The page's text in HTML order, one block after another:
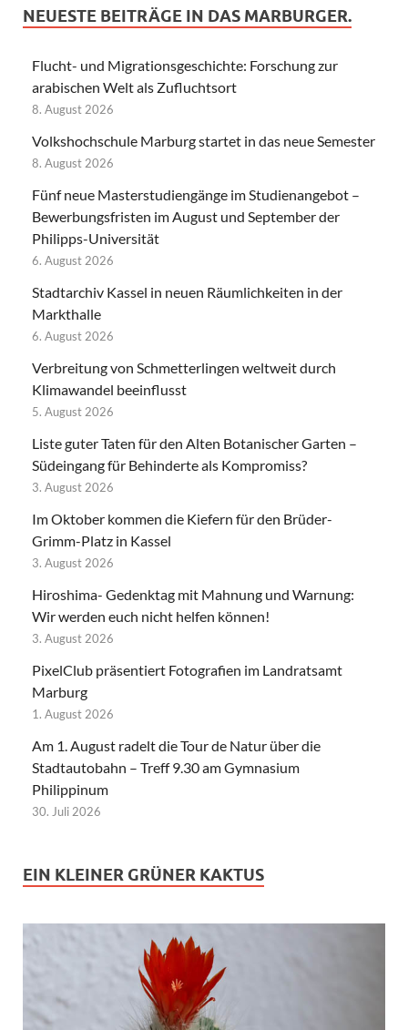
NEUESTE BEITRÄGE IN DAS MARBURGER.
Flucht- und Migrationsgeschichte: Forschung zur
arabischen Welt als Zufluchtsort
8. August 2026
Volkshochschule Marburg startet in das neue Semester
8. August 2026
Fünf neue Masterstudiengänge im Studienangebot –
Bewerbungsfristen im August und September der
Philipps-Universität
6. August 2026
Stadtarchiv Kassel in neuen Räumlichkeiten in der
Markthalle
6. August 2026
Verbreitung von Schmetterlingen weltweit durch
Klimawandel beeinflusst
5. August 2026
Liste guter Taten für den Alten Botanischer Garten –
Südeingang für Behinderte als Kompromiss?
3. August 2026
Im Oktober kommen die Kiefern für den Brüder-
Grimm-Platz in Kassel
3. August 2026
Hiroshima- Gedenktag mit Mahnung und Warnung:
Wir werden euch nicht helfen können!
3. August 2026
PixelClub präsentiert Fotografien im Landratsamt
Marburg
1. August 2026
Am 1. August radelt die Tour de Natur über die
Stadtautobahn – Treff 9.30 am Gymnasium
Philippinum
30. Juli 2026
EIN KLEINER GRÜNER KAKTUS